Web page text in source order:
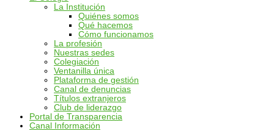
La Institución
Quiénes somos
Qué hacemos
Cómo funcionamos
La profesión
Nuestras sedes
Colegiación
Ventanilla única
Plataforma de gestión
Canal de denuncias
Títulos extranjeros
Club de liderazgo
Portal de Transparencia
Canal Información